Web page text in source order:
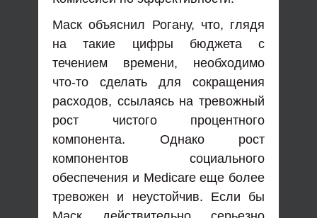
Маск объяснил Рогану, что, глядя
на такие цифры бюджета с
течением времени, необходимо
что-то сделать для сокращения
расходов, ссылаясь на тревожный
рост чистого процентного
компонента. Однако рост
компонентов социального
обеспечения и Medicare еще более
тревожен и неустойчив. Если бы